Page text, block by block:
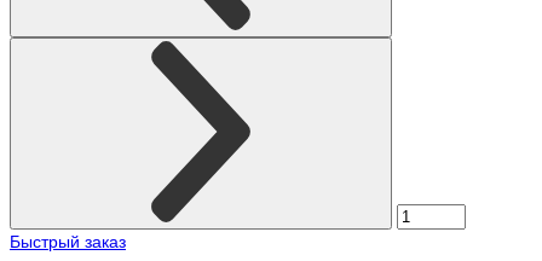
Быстрый заказ